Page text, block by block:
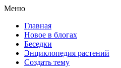
Меню
Главная
Новое в блогах
Беседки
Энциклопедия растений
Создать тему